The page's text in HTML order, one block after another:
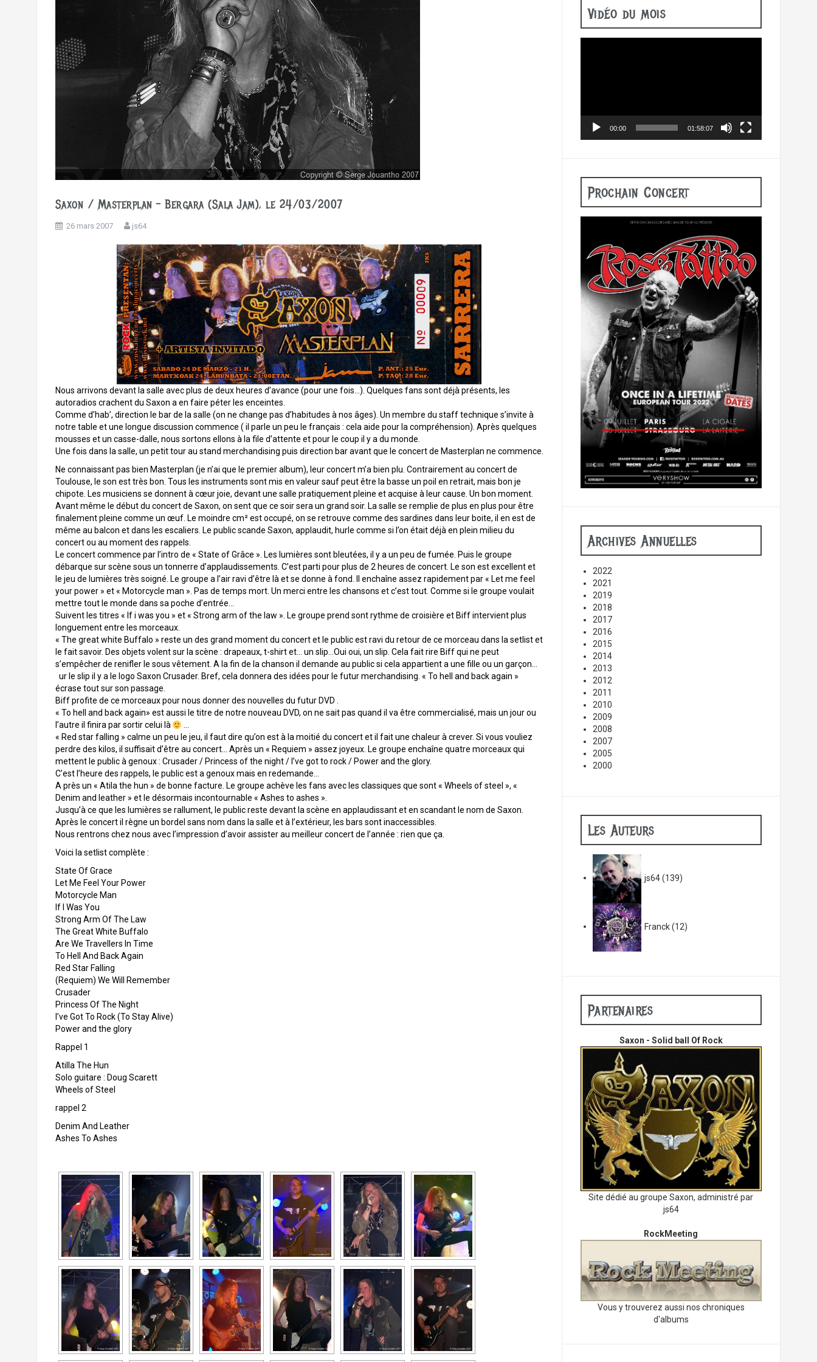
Saxon / Masterplan – Bergara (Sala Jam), le 24/03/2007
26 mars 2007 js64
Nous arrivons devant la salle avec plus de deux heures d’avance (pour une fois…). Quelques fans sont déjà présents, les
autoradios crachent du Saxon a en faire péter les enceintes.
Comme d’hab’, direction le bar de la salle (on ne change pas d’habitudes à nos âges). Un membre du staff technique s’invite à
notre table et une longue discussion commence ( il parle un peu le français : cela aide pour la compréhension). Après quelques
mousses et un casse-dalle, nous sortons ellons à la file d’attente et pour le coup il y a du monde.
Une fois dans la salle, un petit tour au stand merchandising puis direction bar avant que le concert de Masterplan ne commence.
Ne connaissant pas bien Masterplan (je n’ai que le premier album), leur concert m’a bien plu. Contrairement au concert de
Toulouse, le son est très bon. Tous les instruments sont mis en valeur sauf peut être la basse un poil en retrait, mais bon je
chipote. Les musiciens se donnent à cœur joie, devant une salle pratiquement pleine et acquise à leur cause. Un bon moment.
Avant même le début du concert de Saxon, on sent que ce soir sera un grand soir. La salle se remplie de plus en plus pour être
finalement pleine comme un œuf. Le moindre cm² est occupé, on se retrouve comme des sardines dans leur boite, il en est de
même au balcon et dans les escaliers. Le public scande Saxon, applaudit, hurle comme si l’on était déjà en plein milieu du
concert ou au moment des rappels.
Le concert commence par l’intro de « State of Grâce ». Les lumières sont bleutées, il y a un peu de fumée. Puis le groupe
débarque sur scène sous un tonnerre d’applaudissements. C’est parti pour plus de 2 heures de concert. Le son est excellent et
le jeu de lumières très soigné. Le groupe a l’air ravi d’être là et se donne à fond. Il enchaîne assez rapidement par « Let me feel
your power » et « Motorcycle man ». Pas de temps mort. Un merci entre les chansons et c’est tout. Comme si le groupe voulait
mettre tout le monde dans sa poche d’entrée…
Suivent les titres « If i was you » et « Strong arm of the law ». Le groupe prend sont rythme de croisière et Biff intervient plus
longuement entre les morceaux.
« The great white Buffalo » reste un des grand moment du concert et le public est ravi du retour de ce morceau dans la setlist et
le fait savoir. Des objets volent sur la scène : drapeaux, t-shirt et… un slip…Oui oui, un slip. Cela fait rire Biff qui ne peut
s’empêcher de renifler le sous vêtement. A la fin de la chanson il demande au public si cela appartient a une fille ou un garçon…
ur le slip il y a le logo Saxon Crusader. Bref, cela donnera des idées pour le futur merchandising. « To hell and back again »
écrase tout sur son passage.
Biff profite de ce morceaux pour nous donner des nouvelles du futur DVD .
« To hell and back again» est aussi le titre de notre nouveau DVD, on ne sait pas quand il va être commercialisé, mais un jour ou
l’autre il finira par sortir celui là
« Red star falling » calme un peu le jeu, il faut dire qu’on est à la moitié du concert et il fait une chaleur à crever. Si vous vouliez
perdre des kilos, il suffisait d’être au concert… Après un « Requiem » assez joyeux. Le groupe enchaîne quatre morceaux qui
mettent le public à genoux : Crusader / Princess of the night / I’ve got to rock / Power and the glory.
C’est l’heure des rappels, le public est a genoux mais en redemande…
A près un « Atila the hun » de bonne facture. Le groupe achève les fans avec les classiques que sont « Wheels of steel », «
Denim and leather » et le désormais incontournable « Ashes to ashes ».
Jusqu’à ce que les lumières se rallument, le public reste devant la scène en applaudissant et en scandant le nom de Saxon.
Après le concert il règne un bordel sans nom dans la salle et à l’extérieur, les bars sont inaccessibles.
Nous rentrons chez nous avec l’impression d’avoir assister au meilleur concert de l’année : rien que ça.
Voici la setlist complète :
State Of Grace
Let Me Feel Your Power
Motorcycle Man
If I Was You
Strong Arm Of The Law
The Great White Buffalo
Are We Travellers In Time
To Hell And Back Again
Red Star Falling
(Requiem) We Will Remember
Crusader
Princess Of The Night
I’ve Got To Rock (To Stay Alive)
Power and the glory
Rappel 1
Atilla The Hun
Solo guitare : Doug Scarett
Wheels of Steel
rappel 2
Denim And Leather
Ashes To Ashes
Vidéo du mois
00:00 01:58:07
Prochain Concert
Archives Annuelles
2022
2021
2019
2018
2017
2016
2015
2014
2013
2012
2011
2010
2009
2008
2007
2005
2000
Les Auteurs
js64(139)
Franck(12)
Partenaires
Saxon - Solid ball Of Rock
Site dédié au groupe Saxon, administré par
js64
RockMeeting
Vous y trouverez aussi nos chroniques
d'albums